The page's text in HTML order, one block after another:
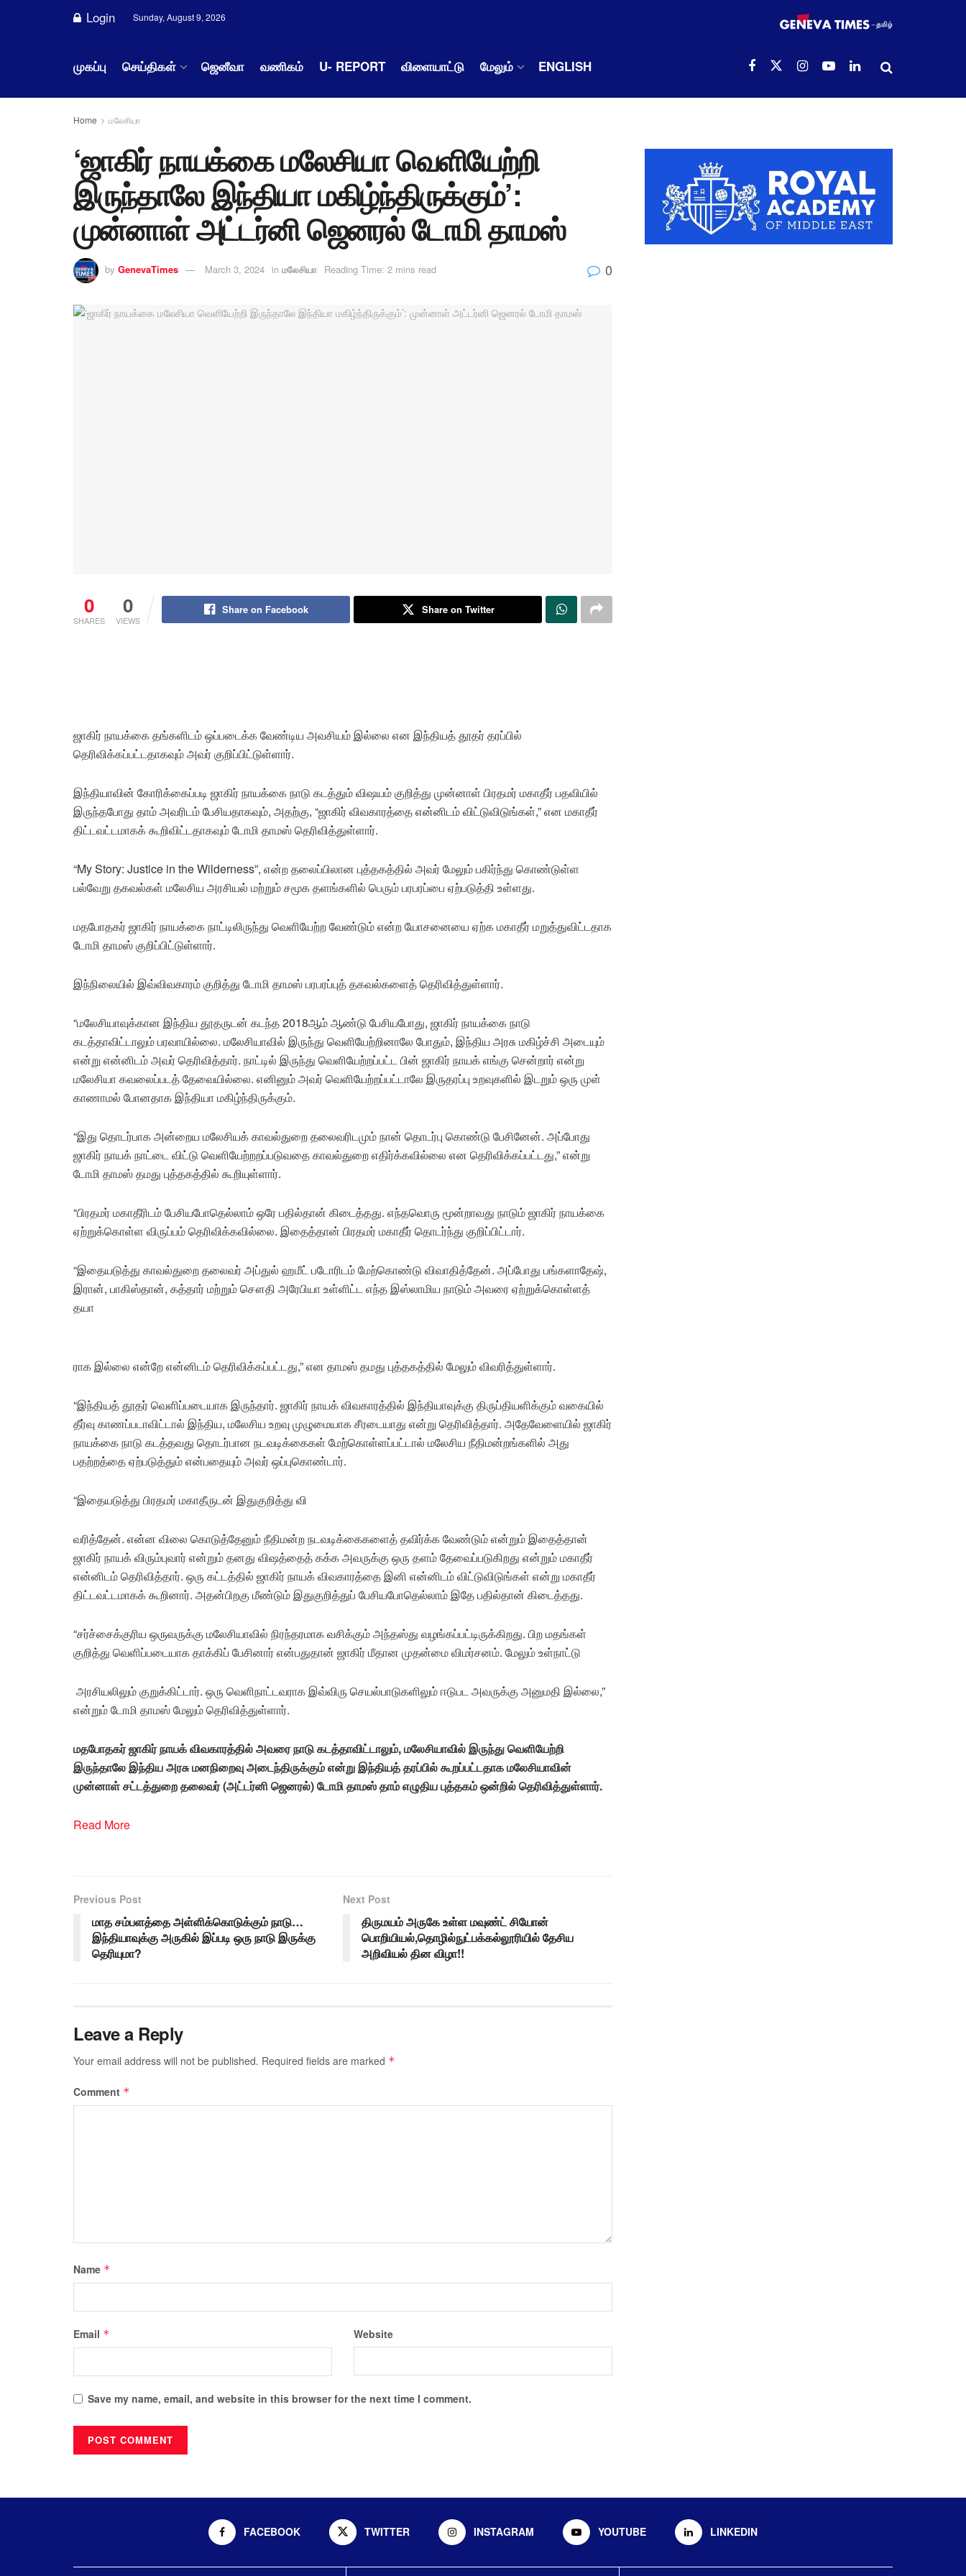
Login Sunday, August 9, 2026
முகப்பு செய்திகள் ஜெனீவா வணிகம் U- REPORT விளையாட்டு மேலும் ENGLISH
Home மலேசியா
‘ஜாகிர் நாயக்கை மலேசியா வெளியேற்றி
இருந்தாலே இந்தியா மகிழ்ந்திருக்கும்’:
முன்னாள் அட்டர்னி ஜெனரல் டோமி தாமஸ்
by GenevaTimes March 3, 2024 in மலேசியா Reading Time: 2 mins read 0
0
SHARES
0
VIEWS
Share on Facebook Share on Twitter
ஜாகிர் நாயக்கை தங்களிடம் ஒப்படைக்க வேண்டிய அவசியம் இல்லை என இந்தியத் தூதர் தரப்பில்
தெரிவிக்கப்பட்டதாகவும் அவர் குறிப்பிட்டுள்ளார்.
இந்தியாவின் கோரிக்கைப்படி ஜாகிர் நாயக்கை நாடு கடத்தும் விஷயம் குறித்து முன்னாள் பிரதமர் மகாதீர் பதவியில்
இருந்தபோது தாம் அவரிடம் பேசியதாகவும், அதற்கு, “ஜாகிர் விவகாரத்தை என்னிடம் விட்டுவிடுங்கள்,” என மகாதீர்
திட்டவட்டமாகக் கூறிவிட்டதாகவும் டோமி தாமஸ் தெரிவித்துள்ளார்.
“My Story: Justice in the Wilderness”, என்ற தலைப்பிலான புத்தகத்தில் அவர் மேலும் பகிர்ந்து கொண்டுள்ள
பல்வேறு தகவல்கள் மலேசிய அரசியல் மற்றும் சமூக தளங்களில் பெரும் பரபரப்பை ஏற்படுத்தி உள்ளது.
மதபோதகர் ஜாகிர் நாயக்கை நாட்டிலிருந்து வெளியேற்ற வேண்டும் என்ற யோசனையை ஏற்க மகாதீர் மறுத்துவிட்டதாக
டோமி தாமஸ் குறிப்பிட்டுள்ளார்.
இந்நிலையில் இவ்விவகாரம் குறித்து டோமி தாமஸ் பரபரப்புத் தகவல்களைத் தெரிவித்துள்ளார்.
“மலேசியாவுக்கான இந்திய தூதருடன் கடந்த 2018ஆம் ஆண்டு பேசியபோது, ஜாகிர் நாயக்கை நாடு
கடத்தாவிட்டாலும் பரவாயில்லை. மலேசியாவில் இருந்து வெளியேற்றினாலே போதும், இந்திய அரசு மகிழ்ச்சி அடையும்
என்று என்னிடம் அவர் தெரிவித்தார். நாட்டில் இருந்து வெளியேற்றப்பட்ட பின் ஜாகிர் நாயக் எங்கு சென்றார் என்று
மலேசியா கவலைப்படத் தேவையில்லை. எனினும் அவர் வெளியேற்றப்பட்டாலே இருதரப்பு உறவுகளில் இடறும் ஒரு முள்
காணாமல் போனதாக இந்தியா மகிழ்ந்திருக்கும்.
“இது தொடர்பாக அன்றைய மலேசியக் காவல்துறை தலைவரிடமும் நான் தொடர்பு கொண்டு பேசினேன். அப்போது
ஜாகிர் நாயக் நாட்டை விட்டு வெளியேற்றறப்படுவதை காவல்துறை எதிர்க்கவில்லை என தெரிவிக்கப்பட்டது,” என்று
டோமி தாமஸ் தமது புத்தகத்தில் கூறியுள்ளார்.
“பிரதமர் மகாதீரிடம் பேசியபோதெல்லாம் ஒரே பதில்தான் கிடைத்தது. எந்தவொரு மூன்றாவது நாடும் ஜாகிர் நாயக்கை
ஏற்றுக்கொள்ள விருப்பம் தெரிவிக்கவில்லை. இதைத்தான் பிரதமர் மகாதீர் தொடர்ந்து குறிப்பிட்டார்.
“இதையடுத்து காவல்துறை தலைவர் அப்துல் ஹமீட் படோரிடம் மேற்கொண்டு விவாதித்தேன். அப்போது பங்களாதேஷ்,
இரான், பாகிஸ்தான், கத்தார் மற்றும் சௌதி அரேபியா உள்ளிட்ட எந்த இஸ்லாமிய நாடும் அவரை ஏற்றுக்கொள்ளத்
தயா
ராக இல்லை என்றே என்னிடம் தெரிவிக்கப்பட்டது,” என தாமஸ் தமது புத்தகத்தில் மேலும் விவரித்துள்ளார்.
“இந்தியத் தூதர் வெளிப்படையாக இருந்தார். ஜாகிர் நாயக் விவகாரத்தில் இந்தியாவுக்கு திருப்தியளிக்கும் வகையில்
தீர்வு காணப்படாவிட்டால் இந்திய, மலேசிய உறவு முழுமையாக சீரடையாது என்று தெரிவித்தார். அதேவேளையில் ஜாகிர்
நாயக்கை நாடு கடத்தவது தொடர்பான நடவடிக்கைகள் மேற்கொள்ளப்பட்டால் மலேசிய நீதிமன்றங்களில் அது
பதற்றத்தை ஏற்படுத்தும் என்பதையும் அவர் ஒப்புகொண்டார்.
“இதையடுத்து பிரதமர் மகாதீருடன் இதுகுறித்து வி
வரித்தேன். என்ன விலை கொடுத்தேனும் நீதிமன்ற நடவடிக்கைகளைத் தவிர்க்க வேண்டும் என்றும் இதைத்தான்
ஜாகிர் நாயக் விரும்புவார் என்றும் தனது விஷத்தைத் கக்க அவருக்கு ஒரு தளம் தேவைப்படுகிறது என்றும் மகாதீர்
என்னிடம் தெரிவித்தார். ஒரு கட்டத்தில் ஜாகிர் நாயக் விவகாரத்தை இனி என்னிடம் விட்டுவிடுங்கள் என்று மகாதீர்
திட்டவட்டமாகக் கூறினார். அதன்பிறகு மீண்டும் இதுகுறித்துப் பேசியபோதெல்லாம் இதே பதில்தான் கிடைத்தது.
“சர்ச்சைக்குரிய ஒருவருக்கு மலேசியாவில் நிரந்தரமாக வசிக்கும் அந்தஸ்து வழங்கப்பட்டிருக்கிறது. பிற மதங்கள்
குறித்து வெளிப்படையாக தாக்கிப் பேசினார் என்பதுதான் ஜாகிர் மீதான முதன்மை விமர்சனம். மேலும் உள்நாட்டு
அரசியலிலும் குறுக்கிட்டார். ஒரு வெளிநாட்டவராக இவ்விரு செயல்பாடுகளிலும் ஈடுபட அவருக்கு அனுமதி இல்லை,”
என்றும் டோமி தாமஸ் மேலும் தெரிவித்துள்ளார்.
மதபோதகர் ஜாகிர் நாயக் விவகாரத்தில் அவரை நாடு கடத்தாவிட்டாலும், மலேசியாவில் இருந்து வெளியேற்றி
இருந்தாலே இந்திய அரசு மனநிறைவு அடைந்திருக்கும் என்று இந்தியத் தரப்பில் கூறப்பட்டதாக மலேசியாவின்
முன்னாள் சட்டத்துறை தலைவர் (அட்டர்னி ஜெனரல்) டோமி தாமஸ் தாம் எழுதிய புத்தகம் ஒன்றில் தெரிவித்துள்ளார்.
Read More
Previous Post
மாத சம்பளத்தை அள்ளிக்கொடுக்கும் நாடு…
இந்தியாவுக்கு அருகில் இப்படி ஒரு நாடு இருக்கு
தெரியுமா?
Next Post
திருமயம் அருகே உள்ள மவுண்ட் சியோன்
பொறியியல்,தொழில்நுட்பக்கல்லூரியில் தேசிய
அறிவியல் தின விழா!!
Leave a Reply
Your email address will not be published. Required fields are marked *
Comment *
Name *
Email * Website
Save my name, email, and website in this browser for the next time I comment.
FACEBOOK TWITTER INSTAGRAM YOUTUBE LINKEDIN